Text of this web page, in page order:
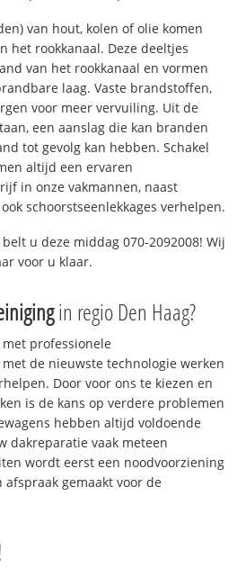
van hout, kolen of olie komen
het rookkanaal. Deze deeltjes
van het rookkanaal en vormen
laag. Vaste brandstoffen,
voor meer vervuiling. Uit de
een aanslag die kan branden
tot gevolg kan hebben. Schakel
altijd een ervaren
in onze vakmannen, naast
schoorstseenlekkages verhelpen.
belt u deze middag 070-2092008! Wij
voor u klaar.
in regio Den Haag?
professionele
de nieuwste technologie werken
Door voor ons te kiezen en
is de kans op verdere problemen
hebben altijd voldoende
dakreparatie vaak meteen
wordt eerst een noodvoorziening
gemaakt voor de